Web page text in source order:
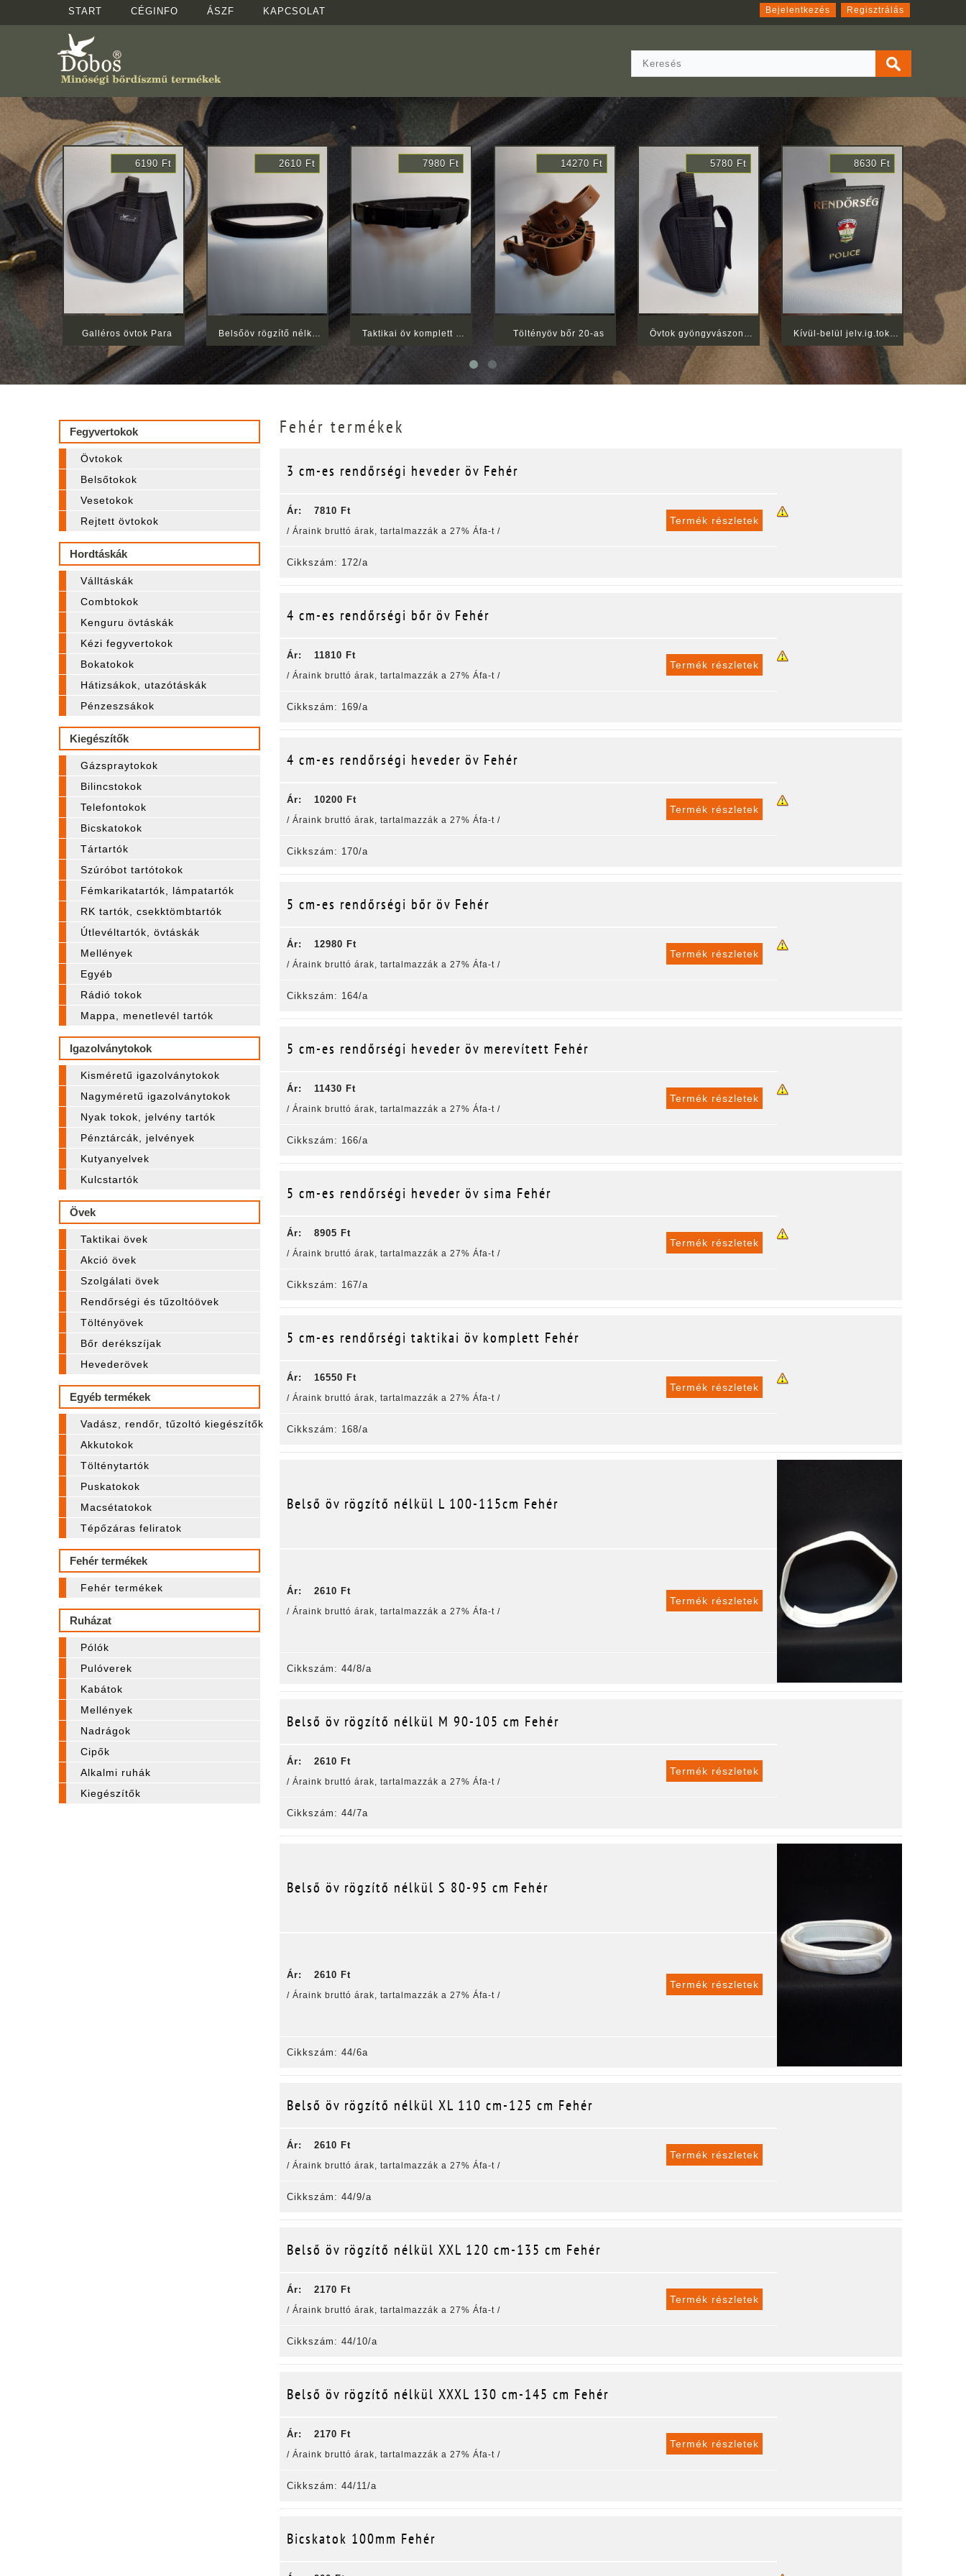
Bejelentkezés Regisztrálás
START CÉGINFO ÁSZF KAPCSOLAT
Ft 6190 Ft
Galléros övtok Para
2610 Ft
Belsőöv rögzítő nélkül XL 110cm-125cm
7980 Ft
Taktikai öv komplett M 90cm-105cm
14270 Ft
Töltényöv bőr 20-as
5780 Ft
Övtok gyöngyvászon tártokkal bőrbújtatós PA-63
8630 Ft
Kívül-belül jelv.ig.tok nagy jelv. Névj.k Rendőr
Fegyvertokok
Övtokok
Belsőtokok
Vesetokok
Rejtett övtokok
Hordtáskák
Válltáskák
Combtokok
Kenguru övtáskák
Kézi fegyvertokok
Bokatokok
Hátizsákok, utazótáskák
Pénzeszsákok
Kiegészítők
Gázspraytokok
Bilincstokok
Telefontokok
Bicskatokok
Tártartók
Szúróbot tartótokok
Fémkarikatartók, lámpatartók
RK tartók, csekktömbtartók
Útlevéltartók, övtáskák
Mellények
Egyéb
Rádió tokok
Mappa, menetlevél tartók
Igazolványtokok
Kisméretű igazolványtokok
Nagyméretű igazolványtokok
Nyak tokok, jelvény tartók
Pénztárcák, jelvények
Kutyanyelvek
Kulcstartók
Övek
Taktikai övek
Akció övek
Szolgálati övek
Rendőrségi és tűzoltóövek
Töltényövek
Bőr derékszíjak
Hevederövek
Egyéb termékek
Vadász, rendőr, tűzoltó kiegészítők
Akkutokok
Tölténytartók
Puskatokok
Macsétatokok
Tépőzáras feliratok
Fehér termékek
Fehér termékek
Ruházat
Pólók
Pulóverek
Kabátok
Mellények
Nadrágok
Cipők
Alkalmi ruhák
Kiegészítők
Fehér termékek
3 cm-es rendőrségi heveder öv Fehér
Ár: 7810 Ft
/ Áraink bruttó árak, tartalmazzák a 27% Áfa-t /
Termék részletek
Cikkszám: 172/a
4 cm-es rendőrségi bőr öv Fehér
Ár: 11810 Ft
/ Áraink bruttó árak, tartalmazzák a 27% Áfa-t /
Termék részletek
Cikkszám: 169/a
4 cm-es rendőrségi heveder öv Fehér
Ár: 10200 Ft
/ Áraink bruttó árak, tartalmazzák a 27% Áfa-t /
Termék részletek
Cikkszám: 170/a
5 cm-es rendőrségi bőr öv Fehér
Ár: 12980 Ft
/ Áraink bruttó árak, tartalmazzák a 27% Áfa-t /
Termék részletek
Cikkszám: 164/a
5 cm-es rendőrségi heveder öv merevített Fehér
Ár: 11430 Ft
/ Áraink bruttó árak, tartalmazzák a 27% Áfa-t /
Termék részletek
Cikkszám: 166/a
5 cm-es rendőrségi heveder öv sima Fehér
Ár: 8905 Ft
/ Áraink bruttó árak, tartalmazzák a 27% Áfa-t /
Termék részletek
Cikkszám: 167/a
5 cm-es rendőrségi taktikai öv komplett Fehér
Ár: 16550 Ft
/ Áraink bruttó árak, tartalmazzák a 27% Áfa-t /
Termék részletek
Cikkszám: 168/a
Belső öv rögzítő nélkül L 100-115cm Fehér
Ár: 2610 Ft
/ Áraink bruttó árak, tartalmazzák a 27% Áfa-t /
Termék részletek
Cikkszám: 44/8/a
Belső öv rögzítő nélkül M 90-105 cm Fehér
Ár: 2610 Ft
/ Áraink bruttó árak, tartalmazzák a 27% Áfa-t /
Termék részletek
Cikkszám: 44/7a
Belső öv rögzítő nélkül S 80-95 cm Fehér
Ár: 2610 Ft
/ Áraink bruttó árak, tartalmazzák a 27% Áfa-t /
Termék részletek
Cikkszám: 44/6a
Belső öv rögzítő nélkül XL 110 cm-125 cm Fehér
Ár: 2610 Ft
/ Áraink bruttó árak, tartalmazzák a 27% Áfa-t /
Termék részletek
Cikkszám: 44/9/a
Belső öv rögzítő nélkül XXL 120 cm-135 cm Fehér
Ár: 2170 Ft
/ Áraink bruttó árak, tartalmazzák a 27% Áfa-t /
Termék részletek
Cikkszám: 44/10/a
Belső öv rögzítő nélkül XXXL 130 cm-145 cm Fehér
Ár: 2170 Ft
/ Áraink bruttó árak, tartalmazzák a 27% Áfa-t /
Termék részletek
Cikkszám: 44/11/a
Bicskatok 100mm Fehér